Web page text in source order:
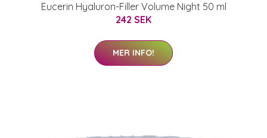
Eucerin Hyaluron-Filler Volume Night 50 ml
242 SEK
MER INFO!